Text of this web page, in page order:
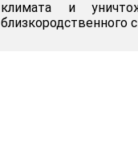
климата и
близкородственного